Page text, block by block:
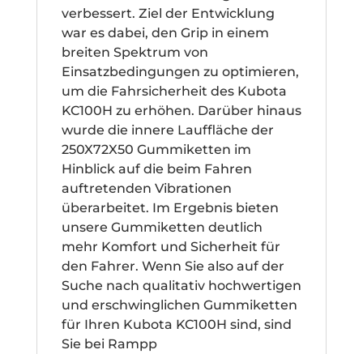
verbessert. Ziel der Entwicklung
war es dabei, den Grip in einem
breiten Spektrum von
Einsatzbedingungen zu optimieren,
um die Fahrsicherheit des Kubota
KC100H zu erhöhen. Darüber hinaus
wurde die innere Lauffläche der
250X72X50 Gummiketten im
Hinblick auf die beim Fahren
auftretenden Vibrationen
überarbeitet. Im Ergebnis bieten
unsere Gummiketten deutlich
mehr Komfort und Sicherheit für
den Fahrer. Wenn Sie also auf der
Suche nach qualitativ hochwertigen
und erschwinglichen Gummiketten
für Ihren Kubota KC100H sind, sind
Sie bei Rampp